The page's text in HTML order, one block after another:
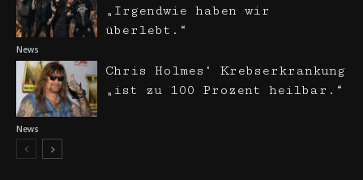
News
„Irgendwie haben wir
überlebt.“
News
Chris Holmes‘ Krebserkrankung
„ist zu 100 Prozent heilbar.“